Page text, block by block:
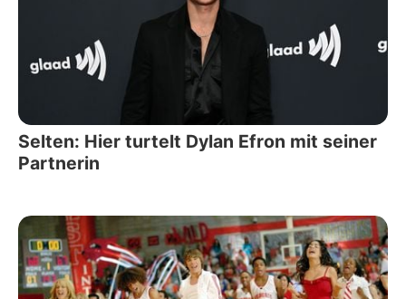
Selten: Hier turtelt Dylan Efron mit seiner
Partnerin